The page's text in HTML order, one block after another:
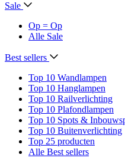
Sale
Op = Op
Alle Sale
Best sellers
Top 10 Wandlampen
Top 10 Hanglampen
Top 10 Railverlichting
Top 10 Plafondlampen
Top 10 Spots &
Top 10 Buitenverlichting
Top 25 producten
Alle Best sellers